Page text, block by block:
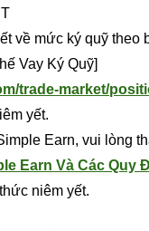
về mức ký quỹ theo
Vay Ký Quỹ]
trade-market/
yết.
Earn, vui lòng
Earn Và Các Quy
niêm yết.